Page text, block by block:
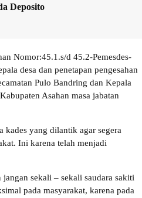
Deposito
Nomor:45.1.s/d 45.2-Pemesdes-
desa dan penetapan pengesahan
Pulo Bandring dan Kepala
Asahan masa jabatan
kades yang dilantik agar segera
Ini karena telah menjadi
sekali – sekali saudara sakiti
pada masyarakat, karena pada